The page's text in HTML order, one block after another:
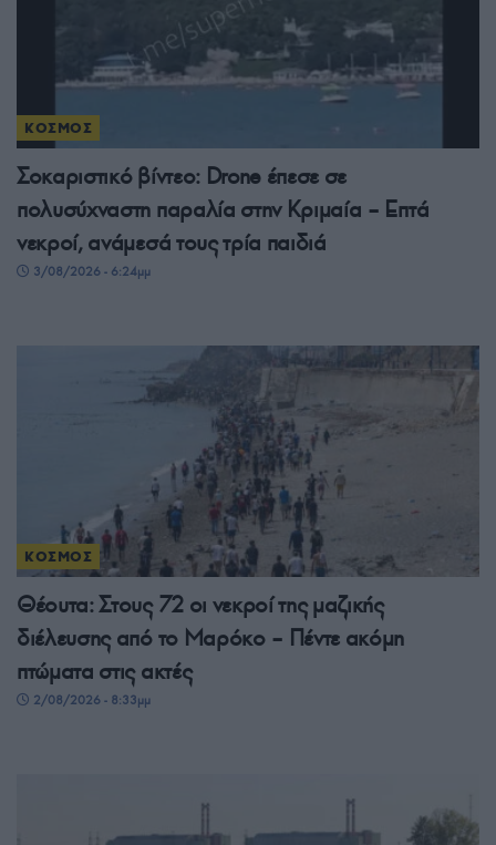
ΚΟΣΜΟΣ
Σοκαριστικό βίντεο: Drone έπεσε σε
πολυσύχναστη παραλία στην Κριμαία – Επτά
νεκροί, ανάμεσά τους τρία παιδιά
3/08/2026 - 6:24μμ
ΚΟΣΜΟΣ
Θέουτα: Στους 72 οι νεκροί της μαζικής
διέλευσης από το Μαρόκο – Πέντε ακόμη
πτώματα στις ακτές
2/08/2026 - 8:33μμ